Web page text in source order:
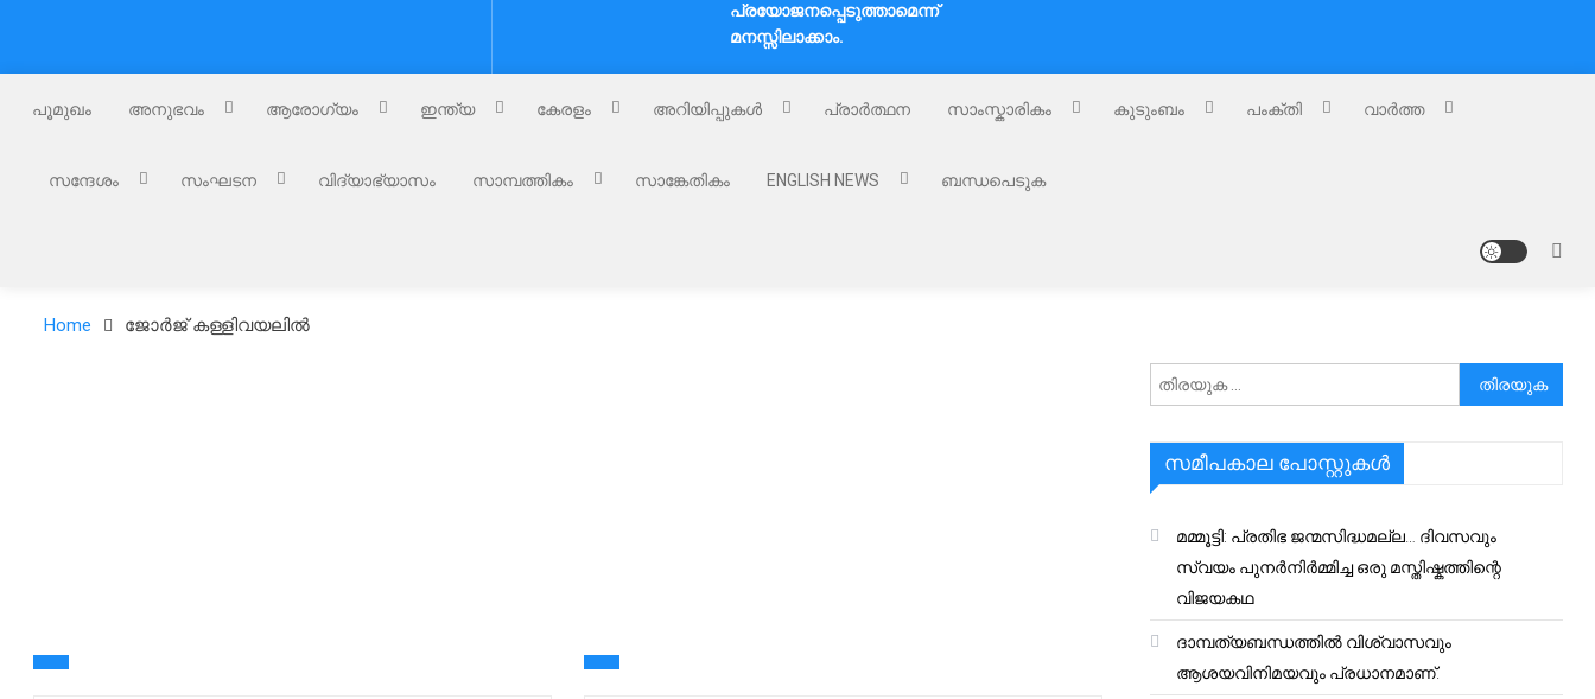
പ്രയോജനപ്പെടുത്താമെന്ന്
മനസ്സിലാക്കാം.
പൂമുഖം അനുഭവം ആരോഗ്യം ഇന്ത്യ കേരളം അറിയിപ്പുകൾ പ്രാർത്ഥന സാംസ്കാരികം കുടുംബം പംക്തി വാർത്ത
സന്ദേശം സംഘടന വിദ്യാഭ്യാസം സാമ്പത്തികം സാങ്കേതികം ENGLISH NEWS ബന്ധപെടുക
Home ജോ​​​ർ​​​ജ് ക​​​ള്ളി​​​വ​​​യ​​​ലി​​​ൽ
അനേഷിക്കുക
സമീപകാല പോസ്റ്റുകൾ
മമ്മൂട്ടി: പ്രതിഭ ജന്മസിദ്ധമല്ല… ദിവസവും
സ്വയം പുനർനിർമ്മിച്ച ഒരു മസ്തിഷ്കത്തിന്റെ
വിജയകഥ
ദാമ്പത്യബന്ധത്തിൽ വിശ്വാസവും
ആശയവിനിമയവും പ്രധാനമാണ്.